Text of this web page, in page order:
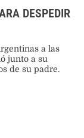
DESPEDIR
a las
junto a su
de su padre.